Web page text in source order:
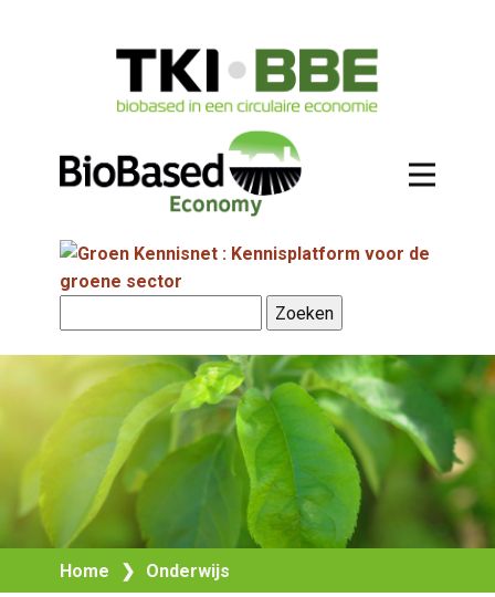
Home ❯ Onderwijs